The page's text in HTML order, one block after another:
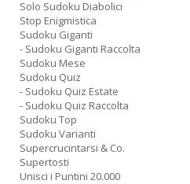
Solo Sudoku Diabolici
Stop Enigmistica
Sudoku Giganti
- Sudoku Giganti Raccolta
Sudoku Mese
Sudoku Quiz
- Sudoku Quiz Estate
- Sudoku Quiz Raccolta
Sudoku Top
Sudoku Varianti
Supercrucintarsi & Co.
Supertosti
Unisci i Puntini 20.000